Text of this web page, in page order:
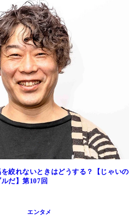
絞れないときはどうする？【じゃいの
だ】第107回
エンタメ